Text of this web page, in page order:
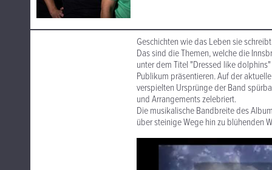
Geschichten wie das Leben sie
Das sind die Themen, welche die
unter dem Titel "Dressed like
Publikum präsentieren. Auf der
verspielten Ursprünge der Band
und Arrangements zelebriert.
Die musikalische Bandbreite des
über steinige Wege hin zu blühenden